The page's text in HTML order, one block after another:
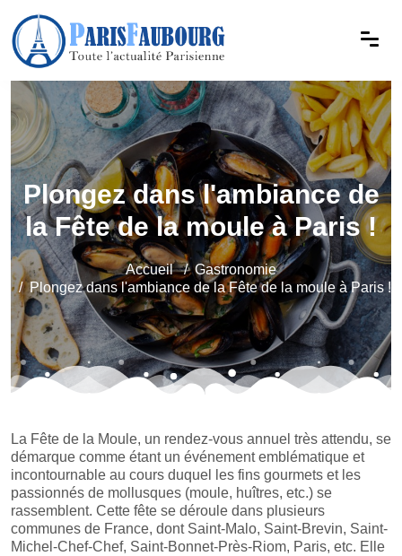
Plongez dans l'ambiance de
la Fête de la moule à Paris !
Accueil
Gastronomie
Plongez dans l'ambiance de la Fête de la moule à Paris !
La Fête de la Moule, un rendez-vous annuel très attendu, se
démarque comme étant un événement emblématique et
incontournable au cours duquel les fins gourmets et les
passionnés de mollusques (moule, huîtres, etc.) se
rassemblent. Cette fête se déroule dans plusieurs
communes de France, dont Saint-Malo, Saint-Brevin, Saint-
Michel-Chef-Chef, Saint-Bonnet-Près-Riom, Paris, etc. Elle